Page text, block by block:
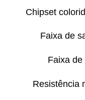
Chipset
Faixa de
Faixa
Resistência